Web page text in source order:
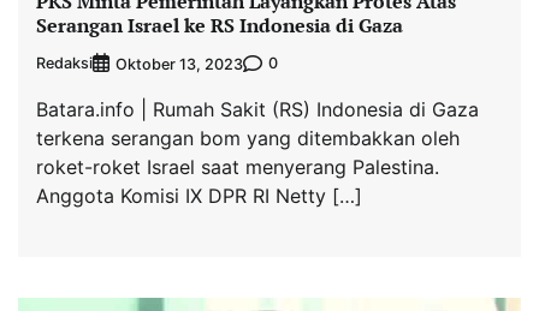
Serangan Israel ke RS Indonesia di Gaza
Redaksi Oktober 13, 2023 0
Batara.info | Rumah Sakit (RS) Indonesia di Gaza
terkena serangan bom yang ditembakkan oleh
roket-roket Israel saat menyerang Palestina.
Anggota Komisi IX DPR RI Netty […]